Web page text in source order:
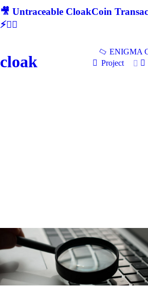
🎥 Untraceable CloakCoin
⚡🕵‍♂
cloak
ENIGMA
Project